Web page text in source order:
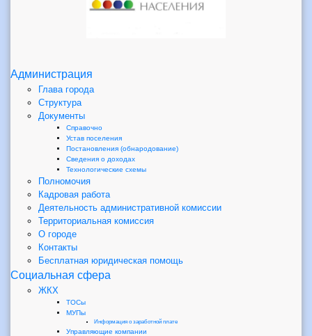
Администрация
Глава города
Структура
Документы
Справочно
Устав поселения
Постановления (обнародование)
Сведения о доходах
Технологические схемы
Полномочия
Кадровая работа
Деятельность административной комиссии
Территориальная комиссия
О городе
Контакты
Бесплатная юридическая помощь
Социальная сфера
ЖКХ
ТОСы
МУПы
Информация о заработной плате
Управляющие компании